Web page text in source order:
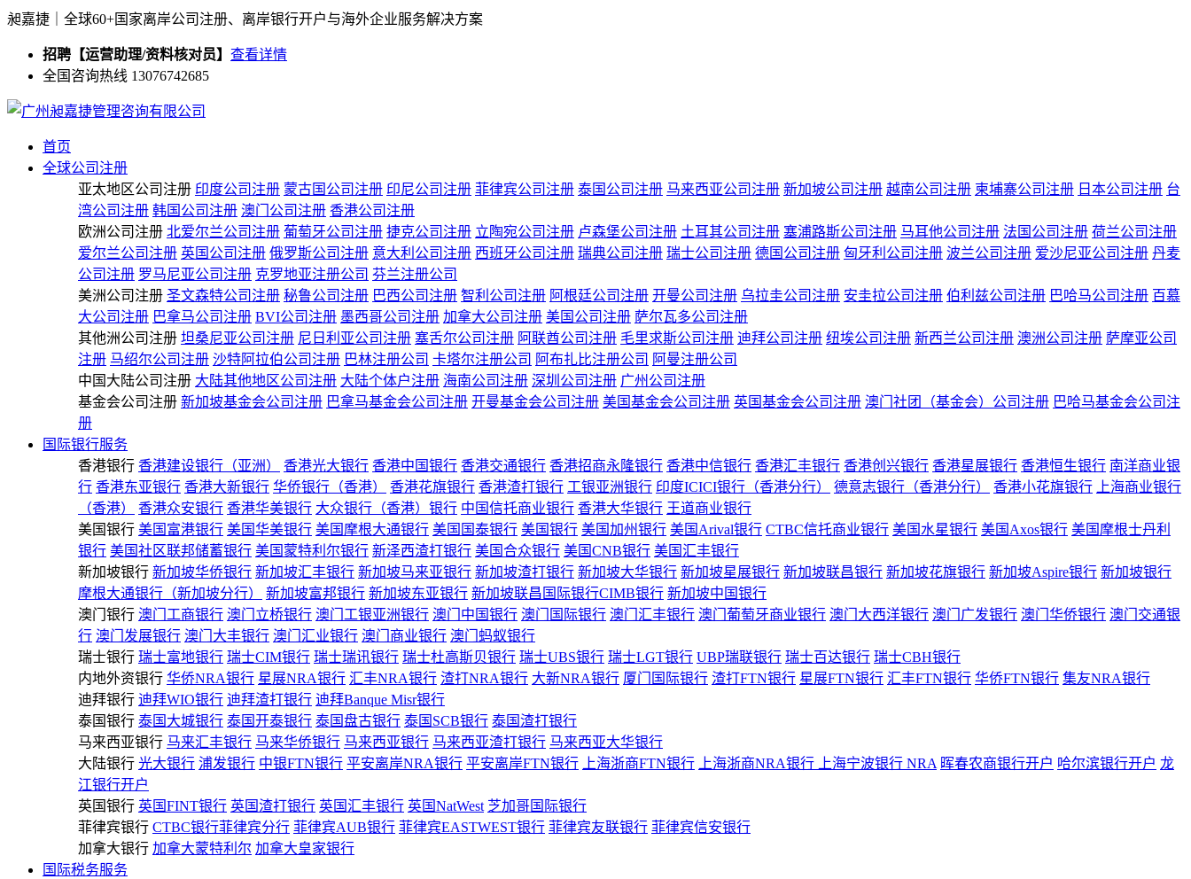
昶嘉捷｜全球60+国家离岸公司注册、离岸银行开户与海外企业服务解决方案
招聘【运营助理/资料核对员】 查看详情
全国咨询热线 13076742685
首页
全球公司注册
亚太地区公司注册 印度公司注册 蒙古国公司注册 印尼公司注册 菲律宾公司注册 泰国公司注册 马来西亚公司注册 新加坡公司注册 越南公司注册 柬埔寨公司注册 日本公司注册 台
湾公司注册 韩国公司注册 澳门公司注册 香港公司注册
欧洲公司注册 北爱尔兰公司注册 葡萄牙公司注册 捷克公司注册 立陶宛公司注册 卢森堡公司注册 土耳其公司注册 塞浦路斯公司注册 马耳他公司注册 法国公司注册 荷兰公司注册
爱尔兰公司注册 英国公司注册 俄罗斯公司注册 意大利公司注册 西班牙公司注册 瑞典公司注册 瑞士公司注册 德国公司注册 匈牙利公司注册 波兰公司注册 爱沙尼亚公司注册 丹麦
公司注册 罗马尼亚公司注册 克罗地亚注册公司 芬兰注册公司
美洲公司注册 圣文森特公司注册 秘鲁公司注册 巴西公司注册 智利公司注册 阿根廷公司注册 开曼公司注册 乌拉圭公司注册 安圭拉公司注册 伯利兹公司注册 巴哈马公司注册 百慕
大公司注册 巴拿马公司注册 BVI公司注册 墨西哥公司注册 加拿大公司注册 美国公司注册 萨尔瓦多公司注册
其他洲公司注册 坦桑尼亚公司注册 尼日利亚公司注册 塞舌尔公司注册 阿联酋公司注册 毛里求斯公司注册 迪拜公司注册 纽埃公司注册 新西兰公司注册 澳洲公司注册 萨摩亚公司
注册 马绍尔公司注册 沙特阿拉伯公司注册 巴林注册公司 卡塔尔注册公司 阿布扎比注册公司 阿曼注册公司
中国大陆公司注册 大陆其他地区公司注册 大陆个体户注册 海南公司注册 深圳公司注册 广州公司注册
基金会公司注册 新加坡基金会公司注册 巴拿马基金会公司注册 开曼基金会公司注册 美国基金会公司注册 英国基金会公司注册 澳门社团（基金会）公司注册 巴哈马基金会公司注
册
国际银行服务
香港银行 香港建设银行（亚洲） 香港光大银行 香港中国银行 香港交通银行 香港招商永隆银行 香港中信银行 香港汇丰银行 香港创兴银行 香港星展银行 香港恒生银行 南洋商业银
行 香港东亚银行 香港大新银行 华侨银行（香港） 香港花旗银行 香港渣打银行 工银亚洲银行 印度ICICI银行（香港分行） 德意志银行（香港分行） 香港小花旗银行
上海商业银行
（香港）
香港众安银行 香港华美银行 大众银行（香港）银行 中国信托商业银行 香港大华银行 王道商业银行
美国银行 美国富港银行 美国华美银行 美国摩根大通银行 美国国泰银行 美国银行 美国加州银行 美国Arival银行 CTBC信托商业银行 美国水星银行 美国Axos银行 美国摩根士丹利
银行 美国社区联邦储蓄银行 美国蒙特利尔银行 新泽西渣打银行 美国合众银行 美国CNB银行 美国汇丰银行
新加坡银行 新加坡华侨银行 新加坡汇丰银行 新加坡马来亚银行 新加坡渣打银行 新加坡大华银行 新加坡星展银行 新加坡联昌银行 新加坡花旗银行 新加坡Aspire银行 新加坡银行
摩根大通银行（新加坡分行）
新加坡富邦银行 新加坡东亚银行 新加坡联昌国际银行CIMB银行 新加坡中国银行
澳门银行 澳门工商银行 澳门立桥银行 澳门工银亚洲银行 澳门中国银行 澳门国际银行 澳门汇丰银行 澳门葡萄牙商业银行 澳门大西洋银行 澳门广发银行 澳门华侨银行 澳门交通银
行 澳门发展银行 澳门大丰银行 澳门汇业银行 澳门商业银行 澳门蚂蚁银行
瑞士银行 瑞士富地银行 瑞士CIM银行 瑞士瑞讯银行 瑞士杜高斯贝银行 瑞士UBS银行 瑞士LGT银行 UBP瑞联银行 瑞士百达银行 瑞士CBH银行
内地外资银行 华侨NRA银行 星展NRA银行 汇丰NRA银行 渣打NRA银行 大新NRA银行 厦门国际银行 渣打FTN银行 星展FTN银行 汇丰FTN银行 华侨FTN银行 集友NRA银行
迪拜银行 迪拜WIO银行 迪拜渣打银行 迪拜Banque Misr银行
泰国银行 泰国大城银行 泰国开泰银行 泰国盘古银行 泰国SCB银行 泰国渣打银行
马来西亚银行 马来汇丰银行 马来华侨银行 马来西亚银行 马来西亚渣打银行 马来西亚大华银行
大陆银行 光大银行 浦发银行 中银FTN银行 平安离岸NRA银行 平安离岸FTN银行 上海浙商FTN银行 上海浙商NRA银行 上海宁波银行 NRA 晖春农商银行开户 哈尔滨银行开户 龙
江银行开户
英国银行 英国FINT银行 英国渣打银行 英国汇丰银行 英国NatWest 芝加哥国际银行
菲律宾银行 CTBC银行菲律宾分行 菲律宾AUB银行 菲律宾EASTWEST银行 菲律宾友联银行 菲律宾信安银行
加拿大银行 加拿大蒙特利尔 加拿大皇家银行
国际税务服务